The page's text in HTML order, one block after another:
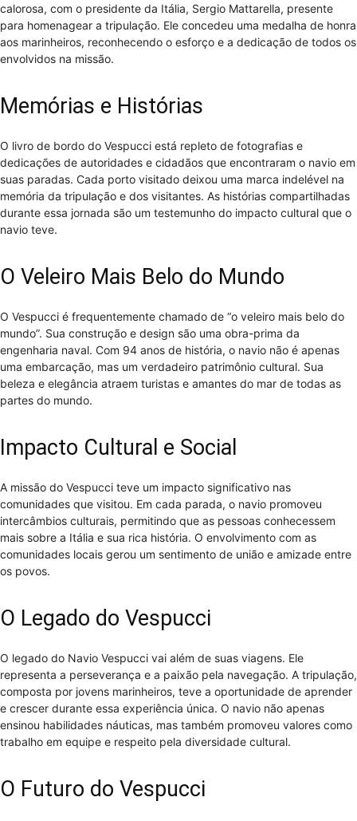
calorosa, com o presidente da Itália, Sergio Mattarella, presente
para homenagear a tripulação. Ele concedeu uma medalha de honra
aos marinheiros, reconhecendo o esforço e a dedicação de todos os
envolvidos na missão.
Memórias e Histórias
O livro de bordo do Vespucci está repleto de fotografias e
dedicações de autoridades e cidadãos que encontraram o navio em
suas paradas. Cada porto visitado deixou uma marca indelével na
memória da tripulação e dos visitantes. As histórias compartilhadas
durante essa jornada são um testemunho do impacto cultural que o
navio teve.
O Veleiro Mais Belo do Mundo
O Vespucci é frequentemente chamado de “o veleiro mais belo do
mundo”. Sua construção e design são uma obra-prima da
engenharia naval. Com 94 anos de história, o navio não é apenas
uma embarcação, mas um verdadeiro patrimônio cultural. Sua
beleza e elegância atraem turistas e amantes do mar de todas as
partes do mundo.
Impacto Cultural e Social
A missão do Vespucci teve um impacto significativo nas
comunidades que visitou. Em cada parada, o navio promoveu
intercâmbios culturais, permitindo que as pessoas conhecessem
mais sobre a Itália e sua rica história. O envolvimento com as
comunidades locais gerou um sentimento de união e amizade entre
os povos.
O Legado do Vespucci
O legado do Navio Vespucci vai além de suas viagens. Ele
representa a perseverança e a paixão pela navegação. A tripulação,
composta por jovens marinheiros, teve a oportunidade de aprender
e crescer durante essa experiência única. O navio não apenas
ensinou habilidades náuticas, mas também promoveu valores como
trabalho em equipe e respeito pela diversidade cultural.
O Futuro do Vespucci